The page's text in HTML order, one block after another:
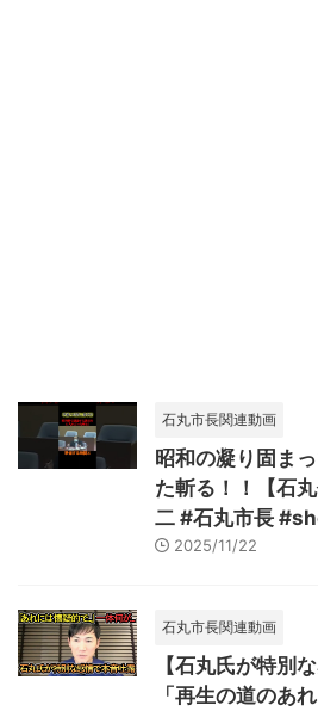
石丸市長関連動画
昭和の凝り固ま
た斬る！！【石
二 #石丸市長
2025/11/22
石丸市長関連動画
【石丸氏が特別
「再生の道のあ